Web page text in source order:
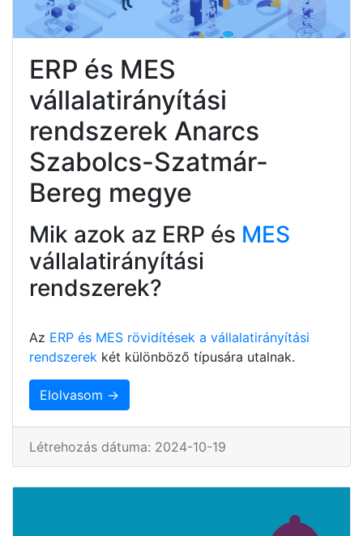
ERP és MES
vállalatirányítási
rendszerek Anarcs
Szabolcs-Szatmár-
Bereg megye
Mik azok az ERP és MES
vállalatirányítási
rendszerek?
Az ERP és MES rövidítések a vállalatirányítási
rendszerek két különböző típusára utalnak.
Elolvasom →
Létrehozás dátuma: 2024-10-19